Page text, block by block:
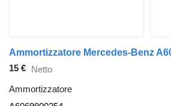
15 € Netto
Ammortizzatore